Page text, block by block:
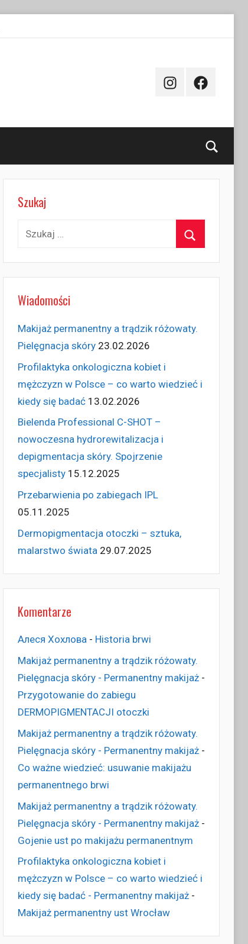
InstagramFacebook
Szukaj
Szukaj:
Wiadomości
Makijaż permanentny a trądzik różowaty.
Pielęgnacja skóry 23.02.2026
Profilaktyka onkologiczna kobiet i
mężczyzn w Polsce – co warto wiedzieć i
kiedy się badać 13.02.2026
Bielenda Professional C-SHOT –
nowoczesna hydrorewitalizacja i
depigmentacja skóry. Spojrzenie
specjalisty 15.12.2025
Przebarwienia po zabiegach IPL
05.11.2025
Dermopigmentacja otoczki – sztuka,
malarstwo świata 29.07.2025
Komentarze
Алеся Хохлова- Historia brwi
Makijaż permanentny a trądzik różowaty.
Pielęgnacja skóry - Permanentny makijaż-
Przygotowanie do zabiegu
DERMOPIGMENTACJI otoczki
Makijaż permanentny a trądzik różowaty.
Pielęgnacja skóry - Permanentny makijaż-
Co ważne wiedzieć: usuwanie makijażu
permanentnego brwi
Makijaż permanentny a trądzik różowaty.
Pielęgnacja skóry - Permanentny makijaż-
Gojenie ust po makijażu permanentnym
Profilaktyka onkologiczna kobiet i
mężczyzn w Polsce – co warto wiedzieć i
kiedy się badać - Permanentny makijaż-
Makijaż permanentny ust Wrocław